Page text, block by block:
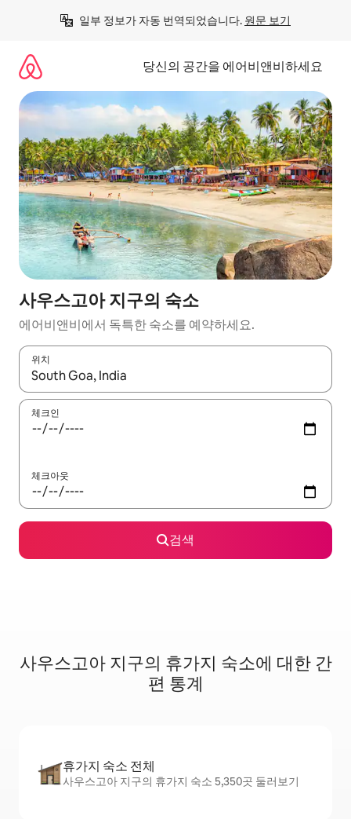
일부 정보가 자동 번역되었습니다. 원문 보기
당신의 공간을 에어비앤비하세요
사우스고아 지구의 숙소
에어비앤비에서 독특한 숙소를 예약하세요.
위치
결과가 나오면 위·아래 화살표 키를 사용하거나 터치 또는 스와이
체크인
체크아웃
검색
사우스고아 지구의 휴가지 숙소에 대한 간
편 통계
휴가지 숙소 전체
사우스고아 지구의 휴가지 숙소 5,350곳 둘러보기